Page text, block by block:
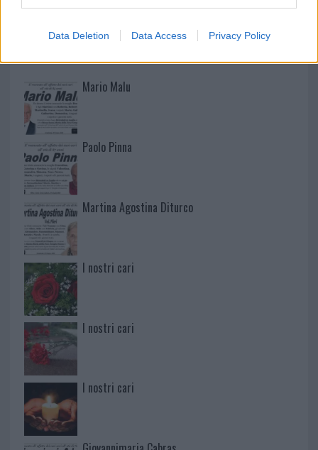
Data Deletion Data Access Privacy Policy
NECROLOGIE
Mario Malu
Paolo Pinna
Martina Agostina Diturco
I nostri cari
I nostri cari
I nostri cari